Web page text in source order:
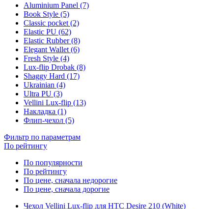
Aluminium Panel (7)
Book Style (5)
Classic pocket (2)
Elastic PU (62)
Elastic Rubber (8)
Elegant Wallet (6)
Fresh Style (4)
Lux-flip Drobak (8)
Shaggy Hard (17)
Ukrainian (4)
Ultra PU (3)
Vellini Lux-flip (13)
Накладка (1)
Флип-чехол (5)
Фильтр по параметрам
По рейтингу
По популярности
По рейтингу
По цене, сначала недорогие
По цене, сначала дорогие
Чехол Vellini Lux-flip для HTC Desire 210 (White)